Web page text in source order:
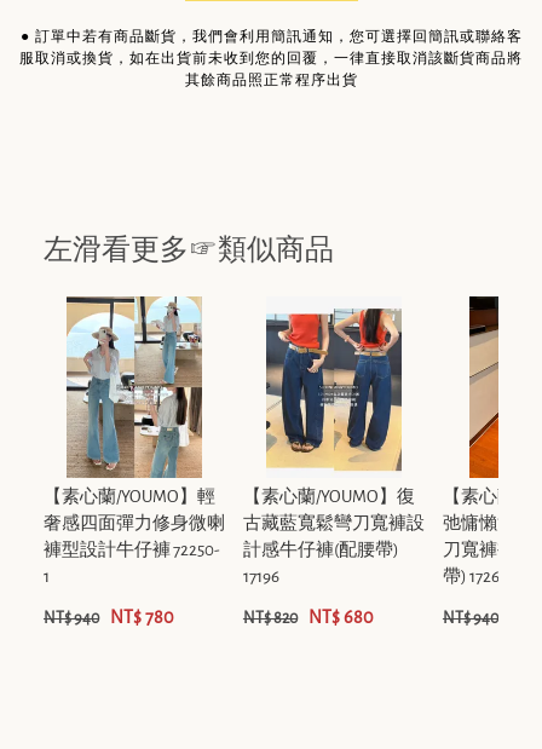
● 訂單中若有商品斷貨，我們會利用簡訊通知，您可選擇回簡訊或聯絡客
服取消或換貨，如在出貨前未收到您的回覆，一律直接取消該斷貨商品將
其餘商品照正常程序出貨
左滑看更多☞類似商品
【素心蘭/YOUMO】輕
奢感四面彈力修身微喇
褲型設計牛仔褲 72250-
1
NT$ 940 NT$ 780
【素心蘭/YOUMO】復
古藏藍寬鬆彎刀寬褲設
計感牛仔褲(配腰帶)
17196
NT$ 820 NT$ 680
【素心蘭/
弛慵懶淺卡
刀寬褲褲牛
帶) 17268
NT$ 940